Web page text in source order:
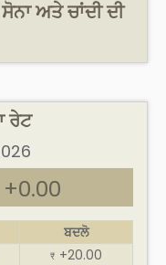
ਅਤੇ ਚਾਂਦੀ ਦੀ
ਰੇਟ
+0.00
ਬਦਲੋ
₹ +20.00